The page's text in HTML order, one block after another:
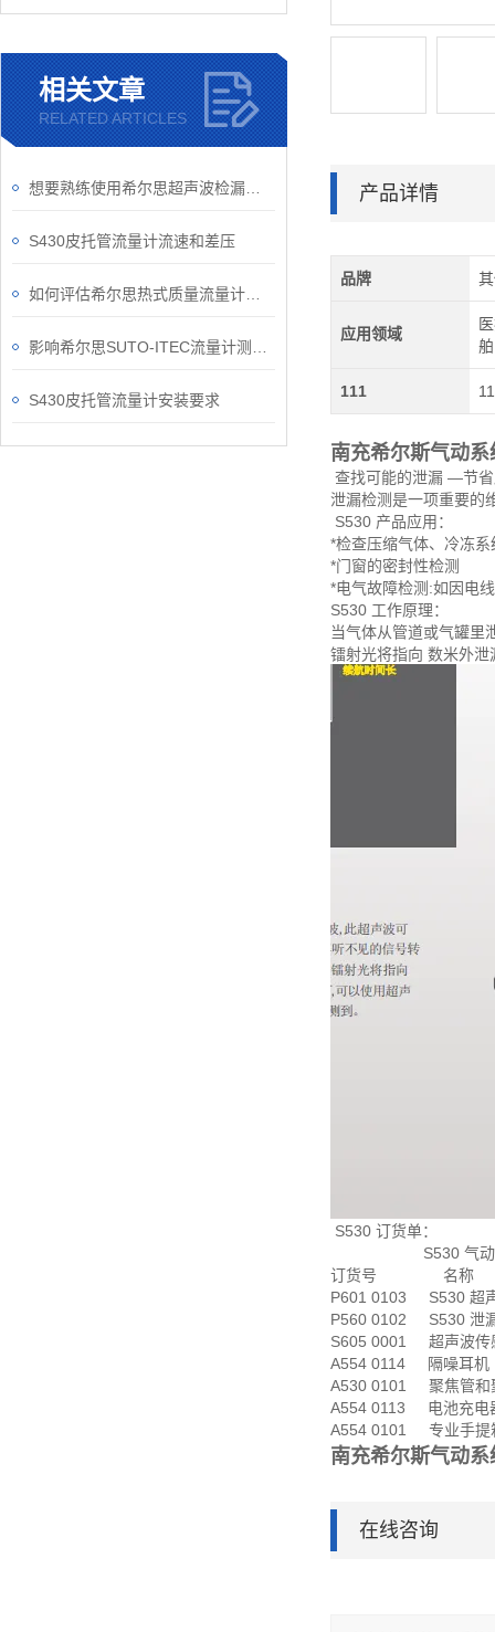
相关文章
RELATED ARTICLES
S430皮托管流量计流速和差压
S430皮托管流量计安装要求
产品详情
品牌
应用领域
舶
111
南充希尔斯气动
查找可能的泄漏 —节省
泄漏检测是一项重要的
S530 产品应用：
*检查压缩气体、冷冻
*门窗的密封性检测
*电气故障检测:如因电
S530 工作原理：
当气体从管道或气罐里
镭射光将指向 数米外
S530 订货单：
S530 气动系统
订货号 名称
P601 0103 S530 超
P560 0102 S530 泄
S605 0001 超声波传
A554 0114 隔噪耳机
A530 0101 聚焦管和
A554 0113 电池充电
A554 0101 专业手提
南充希尔斯气动
在线咨询